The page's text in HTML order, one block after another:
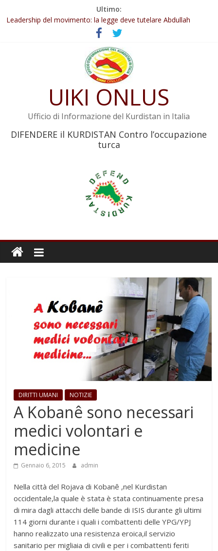
Ultimo:
Abdullah Öcalan: Le legge negativa deve essere trasformata in
legge positiva
Leadership del movimento: la legge deve tutelare Abdullah
Commissione donne del KNK: Şengal è di nuovo sotto minaccia
Non tenere conto della situazione di Rêber Apo ostacolerebbe
Il KNK chiede un’azione internazionale contro i crimini di guerra
UIKI ONLUS
Ufficio di Informazione del Kurdistan in Italia
DIFENDERE il KURDISTAN Contro l’occupazione
turca
DIRITTI UMANI NOTIZIE
A Kobanê sono necessari
medici volontari e
medicine
Gennaio 6, 2015 admin
Nella città del Rojava di Kobanê ,nel Kurdistan
occidentale,la quale è stata è stata continuamente presa
di mira dagli attacchi delle bande di ISIS durante gli ultimi
114 giorni durante i quali i combattenti delle YPG/YPJ
hanno realizzato una resistenza eroica,il servizio
sanitario per migliaia di civili e per i combattenti feriti